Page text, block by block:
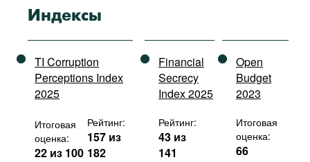
Индексы
TI Corruption
Perceptions Index
2025
Итоговая
оценка:
22 из 100
Рейтинг:
157 из
182
Financial
Secrecy
Index 2025
Рейтинг:
43 из
141
Open
Budget
2023
Итоговая
оценка:
66